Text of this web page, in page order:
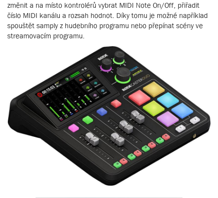
změnit a na místo kontrolérů vybrat MIDI Note On/Off, přiřadit
číslo MIDI kanálu a rozsah hodnot. Díky tomu je možné například
spouštět samply z hudebního programu nebo přepínat scény ve
streamovacím programu.